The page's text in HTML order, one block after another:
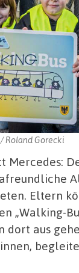
Roland Gorecki
Mercedes:
Eltern
„Walking-
dort aus